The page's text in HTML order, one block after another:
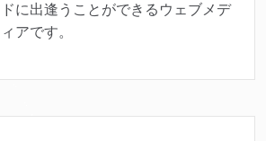
ドに出逢うことができるウェブメデ
ィアです。